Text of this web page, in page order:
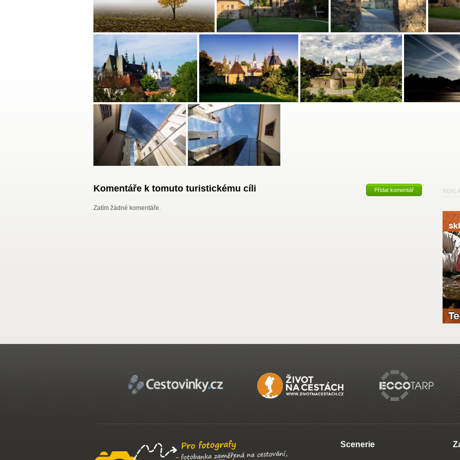
Komentáře k tomuto turistickému cíli Přidat komentář
Zatím žádné komentáře.
Scenerie